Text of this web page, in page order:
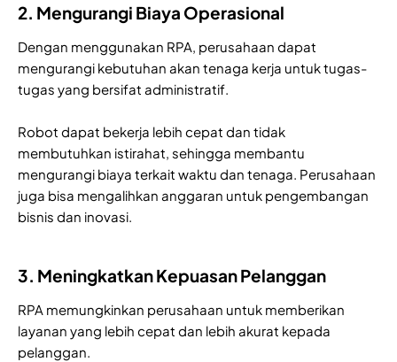
2. Mengurangi Biaya Operasional
Dengan menggunakan RPA, perusahaan dapat
mengurangi kebutuhan akan tenaga kerja untuk tugas-
tugas yang bersifat administratif.
Robot dapat bekerja lebih cepat dan tidak
membutuhkan istirahat, sehingga membantu
mengurangi biaya terkait waktu dan tenaga. Perusahaan
juga bisa mengalihkan anggaran untuk pengembangan
bisnis dan inovasi.
3. Meningkatkan Kepuasan Pelanggan
RPA memungkinkan perusahaan untuk memberikan
layanan yang lebih cepat dan lebih akurat kepada
pelanggan.